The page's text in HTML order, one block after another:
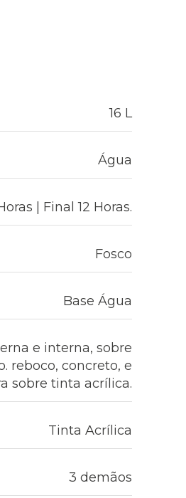
16 L
Água
| Final 12 Horas.
Fosco
Base Água
e interna, sobre
reboco, concreto, e
sobre tinta acrílica.
Tinta Acrílica
3 demãos